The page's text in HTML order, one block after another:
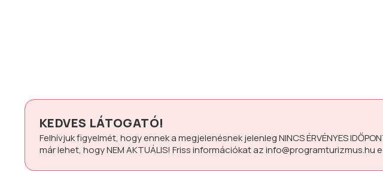
KEDVES LÁTOGATÓ!
Felhívjuk figyelmét, hogy ennek a megjelenésnek jelenlegNINCS ÉRVÉNYES
már lehet, hogyNEM AKTUÁLIS! Friss információkat azinfo@programturizmus.hu